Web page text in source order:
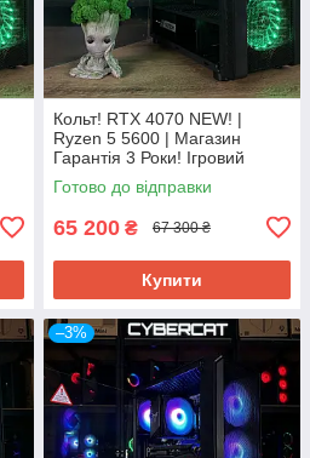
Кольт! RTX 4070 NEW! |
Ryzen 5 5600 | Магазин
Гарантія 3 Роки! Ігровий
Компютер ПК від CyberCat
Готово до відправки
65 200 ₴ 67 300 ₴
Купити
–3%